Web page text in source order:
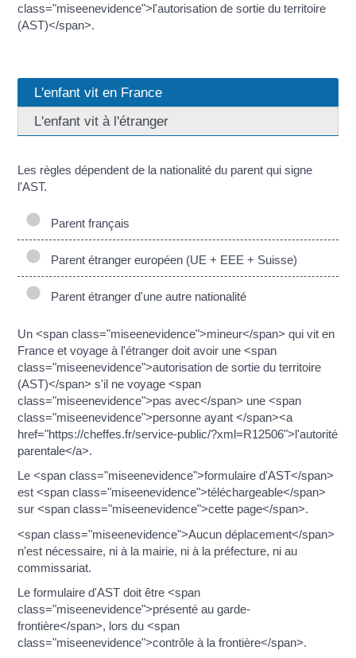
class="miseenevidence">l'autorisation de sortie du territoire
(AST)</span>.
L'enfant vit en France
L'enfant vit à l'étranger
Les règles dépendent de la nationalité du parent qui signe
l'AST.
Parent français
Parent étranger européen (UE + EEE + Suisse)
Parent étranger d'une autre nationalité
Un <span class="miseenevidence">mineur</span> qui vit en
France et voyage à l'étranger doit avoir une <span
class="miseenevidence">autorisation de sortie du territoire
(AST)</span> s'il ne voyage <span
class="miseenevidence">pas avec</span> une <span
class="miseenevidence">personne ayant </span><a
href="https://cheffes.fr/service-public/?xml=R12506">l'autorité
parentale</a>.
Le <span class="miseenevidence">formulaire d'AST</span>
est <span class="miseenevidence">téléchargeable</span>
sur <span class="miseenevidence">cette page</span>.
<span class="miseenevidence">Aucun déplacement</span>
n'est nécessaire, ni à la mairie, ni à la préfecture, ni au
commissariat.
Le formulaire d'AST doit être <span
class="miseenevidence">présenté au garde-
frontière</span>, lors du <span
class="miseenevidence">contrôle à la frontière</span>.